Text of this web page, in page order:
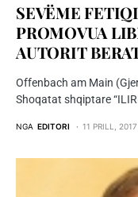
SEVËME
PROMOVUA
AUTORIT
Offenbach am Main
Shoqatat shqiptare
NGA EDITORI 11 PRILL, 2017